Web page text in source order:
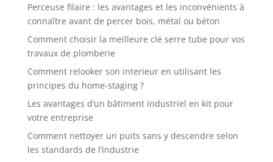
Perceuse filaire : les avantages et les inconvénients à
connaître avant de percer bois, métal ou béton
Comment choisir la meilleure clé serre tube pour vos
travaux de plomberie
Comment relooker son interieur en utilisant les
principes du home-staging ?
Les avantages d’un bâtiment industriel en kit pour
votre entreprise
Comment nettoyer un puits sans y descendre selon
les standards de l’industrie